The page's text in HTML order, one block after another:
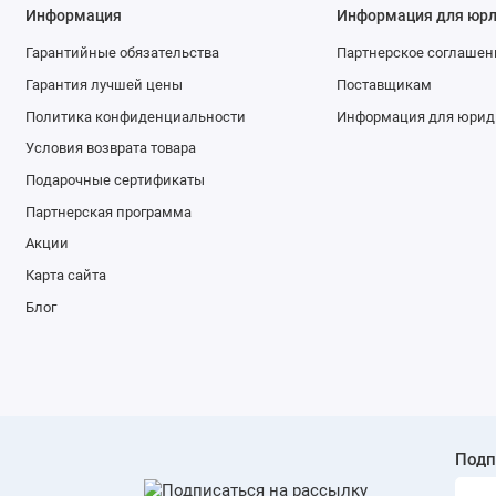
Разъем M.2 (E) для модулей беспроводной связи
Разъем RS-232 (COM)
Интерфейс LPT нет
Скорость сетевого адаптера
Стандарт Wi-Fi
Информация
Гарантийные обязательства
Гарантия лучшей цены
Политика конфиденциальности
Условия возврата товара
Подарочные сертификаты
Партнерская программа
Акции
Карта сайта
Блог
Информация для
Партнерское
Поставщикам
Информация для